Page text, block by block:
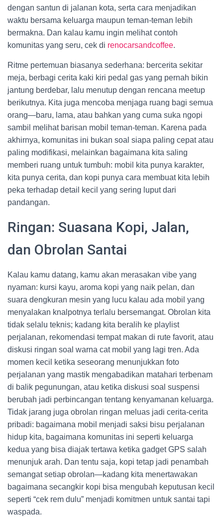
dengan santun di jalanan kota, serta cara menjadikan
waktu bersama keluarga maupun teman-teman lebih
bermakna. Dan kalau kamu ingin melihat contoh
komunitas yang seru, cek di renocarsandcoffee.
Ritme pertemuan biasanya sederhana: bercerita sekitar
meja, berbagi cerita kaki kiri pedal gas yang pernah bikin
jantung berdebar, lalu menutup dengan rencana meetup
berikutnya. Kita juga mencoba menjaga ruang bagi semua
orang—baru, lama, atau bahkan yang cuma suka ngopi
sambil melihat barisan mobil teman-teman. Karena pada
akhirnya, komunitas ini bukan soal siapa paling cepat atau
paling modifikasi, melainkan bagaimana kita saling
memberi ruang untuk tumbuh: mobil kita punya karakter,
kita punya cerita, dan kopi punya cara membuat kita lebih
peka terhadap detail kecil yang sering luput dari
pandangan.
Ringan: Suasana Kopi, Jalan,
dan Obrolan Santai
Kalau kamu datang, kamu akan merasakan vibe yang
nyaman: kursi kayu, aroma kopi yang naik pelan, dan
suara dengkuran mesin yang lucu kalau ada mobil yang
menyalakan knalpotnya terlalu bersemangat. Obrolan kita
tidak selalu teknis; kadang kita beralih ke playlist
perjalanan, rekomendasi tempat makan di rute favorit, atau
diskusi ringan soal warna cat mobil yang lagi tren. Ada
momen kecil ketika seseorang menunjukkan foto
perjalanan yang mastik mengabadikan matahari terbenam
di balik pegunungan, atau ketika diskusi soal suspensi
berubah jadi perbincangan tentang kenyamanan keluarga.
Tidak jarang juga obrolan ringan meluas jadi cerita-cerita
pribadi: bagaimana mobil menjadi saksi bisu perjalanan
hidup kita, bagaimana komunitas ini seperti keluarga
kedua yang bisa diajak tertawa ketika gadget GPS salah
menunjuk arah. Dan tentu saja, kopi tetap jadi penambah
semangat setiap obrolan—kadang kita menertawakan
bagaimana secangkir kopi bisa mengubah keputusan kecil
seperti “cek rem dulu” menjadi komitmen untuk santai tapi
waspada.